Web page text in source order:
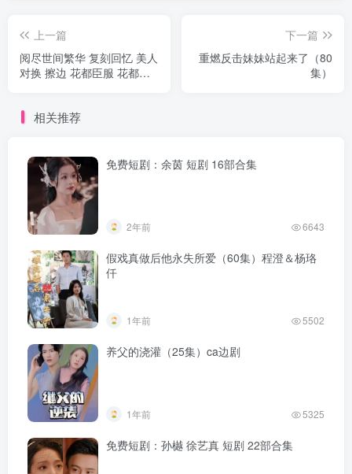
上一篇
阅尽世间繁华 复刻回忆 美人
对换 擦边 花都臣服 花都沉
下一篇
重燃反击妹妹站起来了（80
集）
相关推荐
免费短剧：余茵 短剧 16部合集
2年前 6643
假戏真做后他永失所爱（60集）程澄＆杨珞
仟
1年前 5502
养父的浇灌（25集）ca边剧
1年前 5325
免费短剧：孙樾 徐艺真 短剧 22部合集